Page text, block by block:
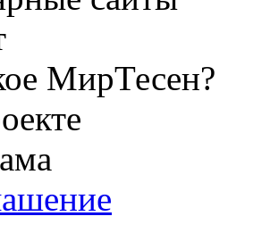
МирТесен?